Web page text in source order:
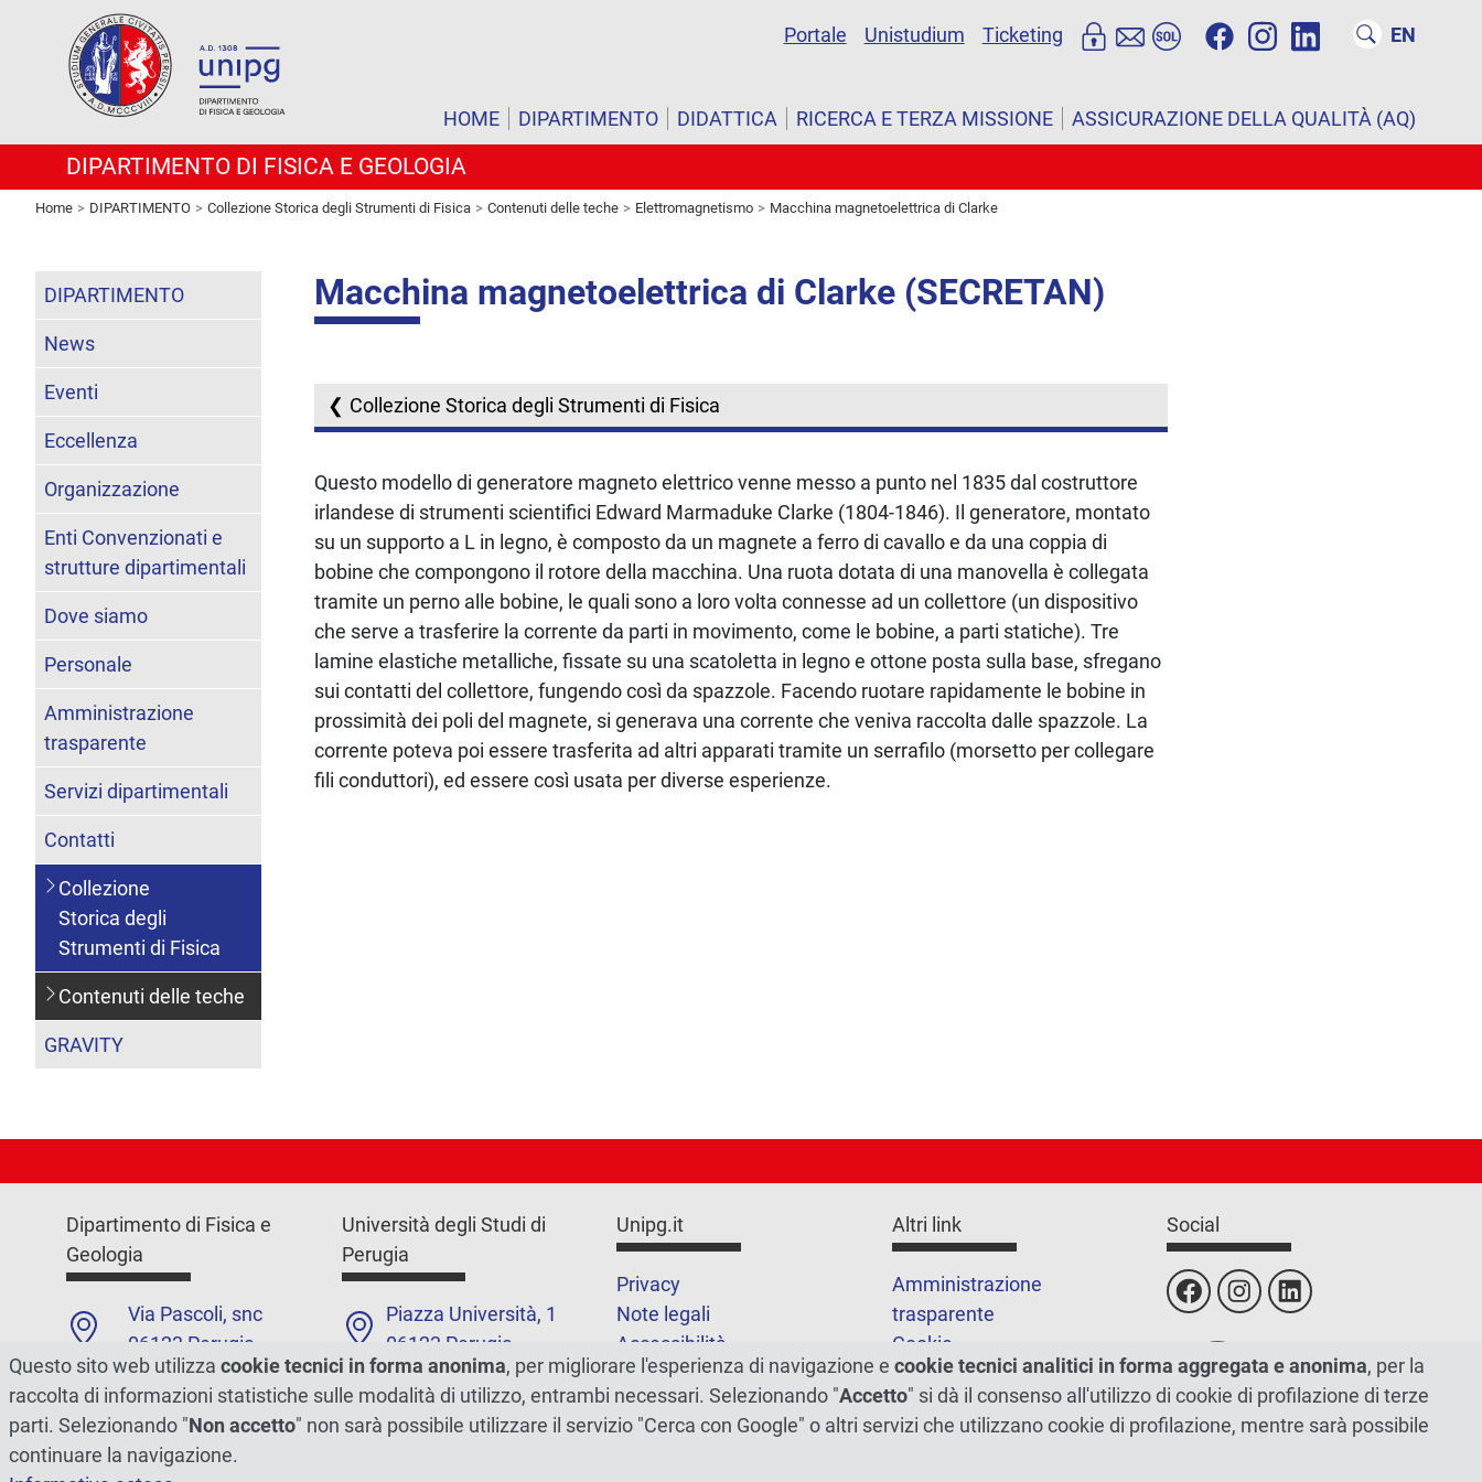
Portale Unistudium Ticketing EN
HOME DIPARTIMENTO DIDATTICA RICERCA E TERZA MISSIONE ASSICURAZIONE DELLA QUALITÀ (AQ)
DIPARTIMENTO DI FISICA E GEOLOGIA
Home DIPARTIMENTO Collezione Storica degli Strumenti di Fisica Contenuti delle teche Elettromagnetismo Macchina magnetoelettrica di Clarke
Macchina magnetoelettrica di Clarke (SECRETAN)
Collezione Storica degli Strumenti di Fisica
Questo modello di generatore magneto elettrico venne messo a punto nel 1835 dal costruttore
irlandese di strumenti scientifici Edward Marmaduke Clarke (1804-1846). Il generatore, montato
su un supporto a L in legno, è composto da un magnete a ferro di cavallo e da una coppia di
bobine che compongono il rotore della macchina. Una ruota dotata di una manovella è collegata
tramite un perno alle bobine, le quali sono a loro volta connesse ad un collettore (un dispositivo
che serve a trasferire la corrente da parti in movimento, come le bobine, a parti statiche). Tre
lamine elastiche metalliche, fissate su una scatoletta in legno e ottone posta sulla base, sfregano
sui contatti del collettore, fungendo così da spazzole. Facendo ruotare rapidamente le bobine in
prossimità dei poli del magnete, si generava una corrente che veniva raccolta dalle spazzole. La
corrente poteva poi essere trasferita ad altri apparati tramite un serrafilo (morsetto per collegare
fili conduttori), ed essere così usata per diverse esperienze.
DIPARTIMENTO
News
Eventi
Eccellenza
Organizzazione
Enti Convenzionati e
strutture dipartimentali
Dove siamo
Personale
Amministrazione
trasparente
Servizi dipartimentali
Contatti
Collezione
Storica degli
Strumenti di Fisica
Contenuti delle teche
GRAVITY
Dipartimento di Fisica e
Geologia
Via Pascoli, snc
06123 Perugia
+39 0755852700
Contatti
Università degli Studi di
Perugia
Piazza Università, 1
06123 Perugia
+39 0755851
Unipg.it
Privacy
Note legali
Accessibilità
Altri link
Amministrazione
trasparente
Cookie
Mappa del sito
Social
Questo sito web utilizza cookie tecnici in forma anonima, per migliorare l'esperienza di navigazione e cookie tecnici analitici in forma aggregata e anonima, per la
raccolta di informazioni statistiche sulle modalità di utilizzo, entrambi necessari. Selezionando "Accetto" si dà il consenso all'utilizzo di cookie di profilazione di terze
parti. Selezionando "Non accetto" non sarà possibile utilizzare il servizio "Cerca con Google" o altri servizi che utilizzano cookie di profilazione, mentre sarà possibile
continuare la navigazione.